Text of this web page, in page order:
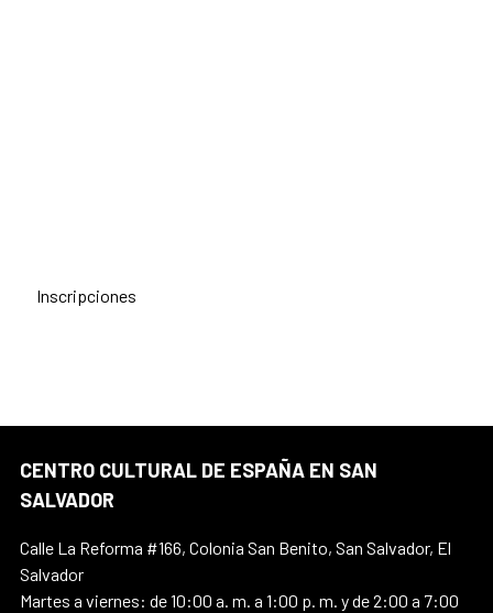
Inscripciones
CENTRO CULTURAL DE ESPAÑA EN SAN
SALVADOR
Calle La Reforma #166, Colonia San Benito, San Salvador, El
Salvador
Martes a viernes: de 10:00 a. m. a 1:00 p. m. y de 2:00 a 7:00